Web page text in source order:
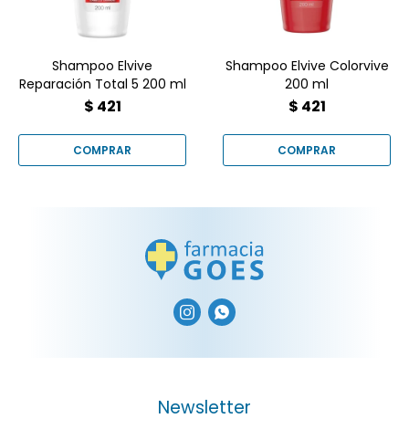
Shampoo Elvive
Reparación Total 5 200 ml
$ 421
Shampoo Elvive Colorvive
200 ml
$ 421
 
Newsletter